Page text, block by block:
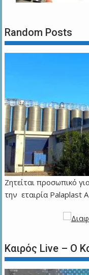
Random Posts
Ζητείται προσωπικό
την εταιρία Palaplast
Καιρός Live – Ο